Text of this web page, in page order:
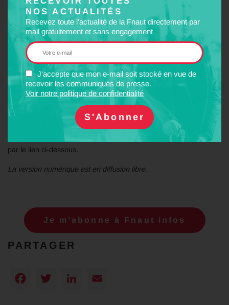
NOS ACTUALITÉS
Recevez toute l'actualité de la Fnaut directement par
mail gratuitement et sans engagement
J'accepte que mon e-mail soit stocké en vue de
recevoir les communiqués de presse.
Voir notre politique de confidentialité
ABONNEZ-VOUS !
Fnaut infos est destiné à tous ceux qui s’intéressent à la politique
des transports et à son impact sur la vie quotidienne,
l’environnement et l’aménagement du territoire.
C’est un outil de travail pour les associations, pour les exploitants
de transports publics, pour l’administration et les décideurs
politiques responsables des transports.
Recevez Fnaut infos directement par courrier en vous abonnant
par le lien ci-dessous.
La version numérique est en diffusion libre.
Je m’abonne à Fnaut infos
PARTAGER
Facebook
TwitterLinkedIn